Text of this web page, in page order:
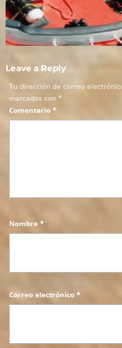
Leave a Reply
Tu dirección de correo
marcados con *
Comentario *
Nombre *
Correo electrónico *